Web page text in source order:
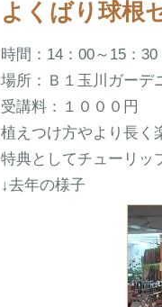
よくばり球根
時間：14：00～15：30
場所：Ｂ１玉川ガーデ
受講料：１０００円
植えつけ方やより長く
特典としてチューリッ
↓去年の様子